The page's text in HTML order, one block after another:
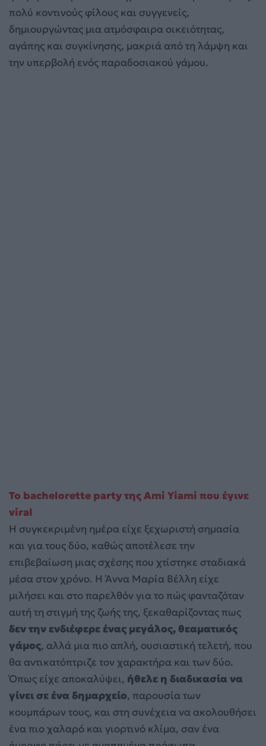
πολύ κοντινούς φίλους και συγγενείς,
δημιουργώντας μια ατμόσφαιρα οικειότητας,
αγάπης και συγκίνησης, μακριά από τη λάμψη και
την υπερβολή ενός παραδοσιακού γάμου.
Το bachelorette party της Ami Yiami που έγινε
viral
Η συγκεκριμένη ημέρα είχε ξεχωριστή σημασία
και για τους δύο, καθώς αποτέλεσε την
επιβεβαίωση μιας σχέσης που χτίστηκε σταδιακά
μέσα στον χρόνο. Η Άννα Μαρία Βέλλη είχε
μιλήσει και στο παρελθόν για το πώς φανταζόταν
αυτή τη στιγμή της ζωής της, ξεκαθαρίζοντας πως
δεν την ενδιέφερε ένας μεγάλος, θεαματικός
γάμος, αλλά μια πιο απλή, ουσιαστική τελετή, που
θα αντικατόπτριζε τον χαρακτήρα και των δύο.
Όπως είχε αποκαλύψει, ήθελε η διαδικασία να
γίνει σε ένα δημαρχείο, παρουσία των
κουμπάρων τους, και στη συνέχεια να ακολουθήσει
ένα πιο χαλαρό και γιορτινό κλίμα, σαν ένα